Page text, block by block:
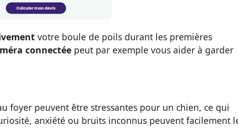
votre boule de poils durant les premières
connectée peut par exemple vous aider à garder
foyer peuvent être stressantes pour un chien, ce qui
anxiété ou bruits inconnus peuvent facilement